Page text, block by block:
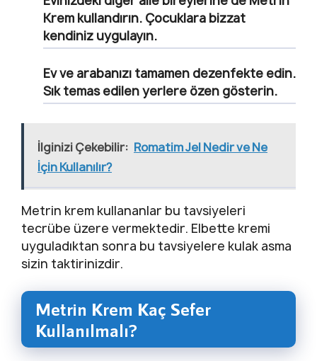
Krem kullandırın. Çocuklara bizzat
kendiniz uygulayın.
Ev ve arabanızı tamamen dezenfekte edin.
Sık temas edilen yerlere özen gösterin.
İlginizi Çekebilir: Romatim Jel Nedir ve Ne
İçin Kullanılır?
Metrin krem kullananlar bu tavsiyeleri
tecrübe üzere vermektedir. Elbette kremi
uyguladıktan sonra bu tavsiyelere kulak asma
sizin taktirinizdir.
Metrin Krem Kaç Sefer
Kullanılmalı?